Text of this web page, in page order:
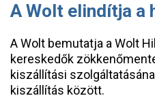
A Wolt elindítja
A Wolt bemutatja a Wolt
kereskedők
kiszállítási
kiszállítás között.